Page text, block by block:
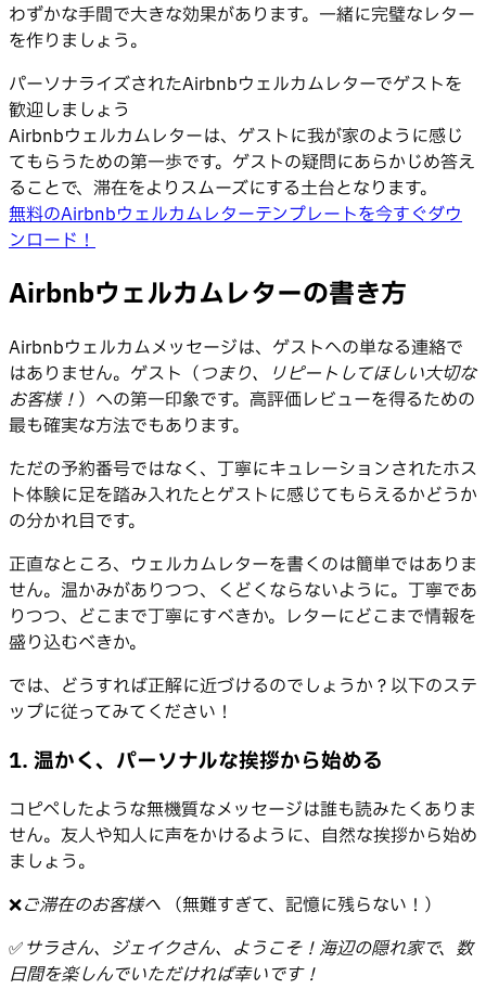
わずかな手間で大きな効果があります。一緒に完璧なレター
を作りましょう。
パーソナライズされたAirbnbウェルカムレターでゲストを
歓迎しましょう
Airbnbウェルカムレターは、ゲストに我が家のように感じ
てもらうための第一歩です。ゲストの疑問にあらかじめ答え
ることで、滞在をよりスムーズにする土台となります。
無料のAirbnbウェルカムレターテンプレートを今すぐダウ
ンロード！
Airbnbウェルカムレターの書き方
Airbnbウェルカムメッセージは、ゲストへの単なる連絡で
はありません。ゲスト（つまり、リピートしてほしい大切な
お客様！ ）への第一印象です。高評価レビューを得るための
最も確実な方法でもあります。
ただの予約番号ではなく、丁寧にキュレーションされたホス
ト体験に足を踏み入れたとゲストに感じてもらえるかどうか
の分かれ目です。
正直なところ、ウェルカムレターを書くのは簡単ではありま
せん。温かみがありつつ、くどくならないように。丁寧であ
りつつ、どこまで丁寧にすべきか。レターにどこまで情報を
盛り込むべきか。
では、どうすれば正解に近づけるのでしょうか？以下のステ
ップに従ってみてください！
1. 温かく、パーソナルな挨拶から始める
コピペしたような無機質なメッセージは誰も読みたくありま
せん。友人や知人に声をかけるように、自然な挨拶から始め
ましょう。
❌ご滞在のお客様へ （無難すぎて、記憶に残らない！）
✅サラさん、ジェイクさん、ようこそ！海辺の隠れ家で、数
日間を楽しんでいただければ幸いです！